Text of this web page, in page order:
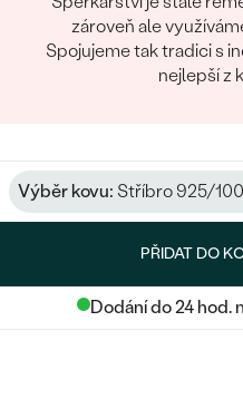
zároveň ale
Spojujeme tak tradici s
nejlepší z
Výběr kovu: Stříbro 925/
PŘIDAT DO
Dodání do 24 hod.